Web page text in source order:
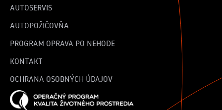
AUTOSERVIS
AUTOPOŽIČOVŇA
PROGRAM OPRAVA PO NEHODE
KONTAKT
OCHRANA OSOBNÝCH ÚDAJOV